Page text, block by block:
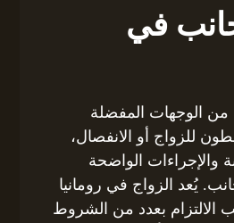
في
من الوجهات المفضلة
للزواج أو الانفصال،
والإجراءات الواضحة
يُعد الزواج في رومانيا
الالتزام بعدد من الشروط